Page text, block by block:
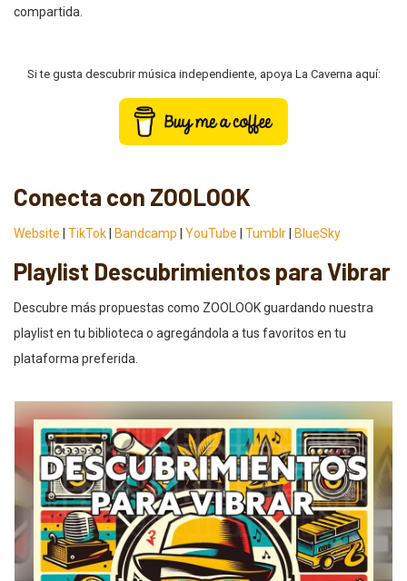
compartida.
Si te gusta descubrir música independiente, apoya La Caverna aquí:
Conecta con ZOOLOOK
Website TikTok Bandcamp YouTube Tumblr BlueSky
Playlist Descubrimientos para Vibrar
Descubre más propuestas como ZOOLOOK guardando nuestra
playlist en tu biblioteca o agregándola a tus favoritos en tu
plataforma preferida.